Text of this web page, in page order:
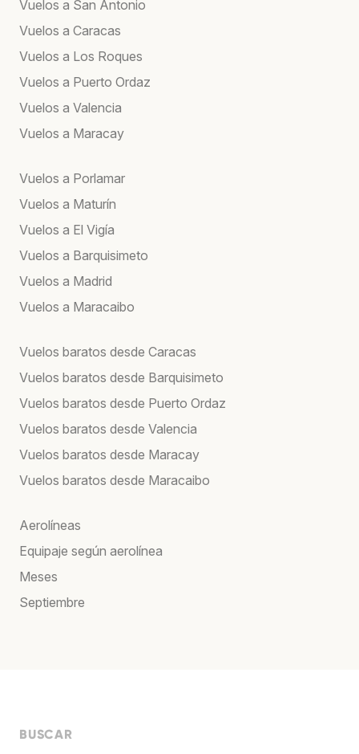
Vuelos a San Antonio
Vuelos a Caracas
Vuelos a Los Roques
Vuelos a Puerto Ordaz
Vuelos a Valencia
Vuelos a Maracay
Vuelos a Porlamar
Vuelos a Maturín
Vuelos a El Vigía
Vuelos a Barquisimeto
Vuelos a Madrid
Vuelos a Maracaibo
Vuelos baratos desde Caracas
Vuelos baratos desde Barquisimeto
Vuelos baratos desde Puerto Ordaz
Vuelos baratos desde Valencia
Vuelos baratos desde Maracay
Vuelos baratos desde Maracaibo
Aerolíneas
Equipaje según aerolínea
Meses
Septiembre
BUSCAR